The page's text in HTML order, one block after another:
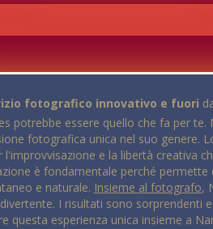
fotografico innovativo e fuori
potrebbe essere quello che fa per te.
fotografica unica nel suo genere.
e la libertà creativa
è fondamentale perché permette
e naturale. Insieme al fotografo,
I risultati sono sorprendenti
questa esperienza unica insieme a